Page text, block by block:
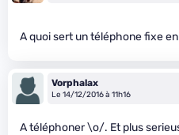
A quoi sert un téléphone fixe
Vorphalax
Le 14/12/2016 à 11h16
A téléphoner \o/. Et plus